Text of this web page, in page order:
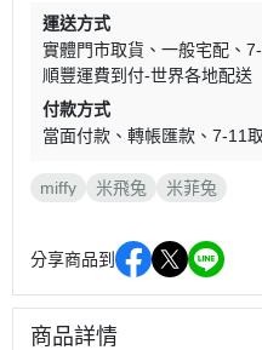
運送方式
實體門市取貨
一般宅配
順豐運費到付-世界各地配送
付款方式
當面付款
轉帳匯款 7-11
miffy 米飛兔 米菲兔
分享商品到
商品詳情